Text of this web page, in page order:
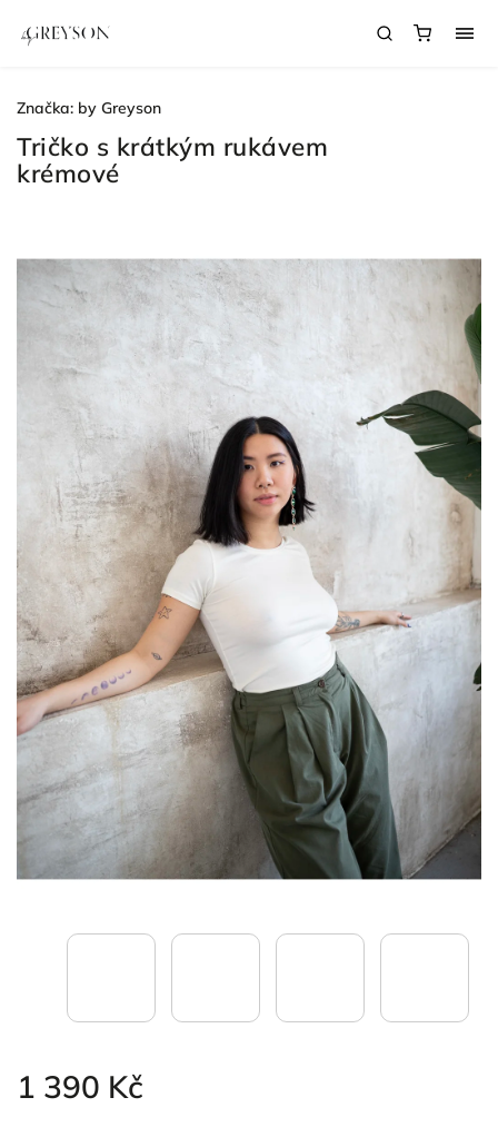
Tričko s krátkým rukávem
krémové
1 390 Kč
Značka: by Greyson